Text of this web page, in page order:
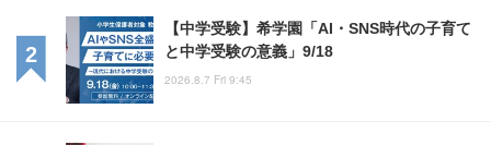
【中学受験】希学園「AI・SNS時代の子育て
と中学受験の意義」9/18
2026.8.7 Fri 9:45